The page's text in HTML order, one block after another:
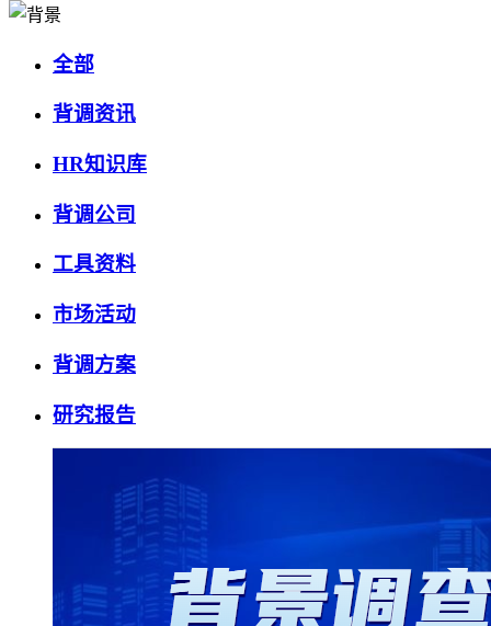
全部
背调资讯
HR知识库
背调公司
工具资料
市场活动
背调方案
研究报告